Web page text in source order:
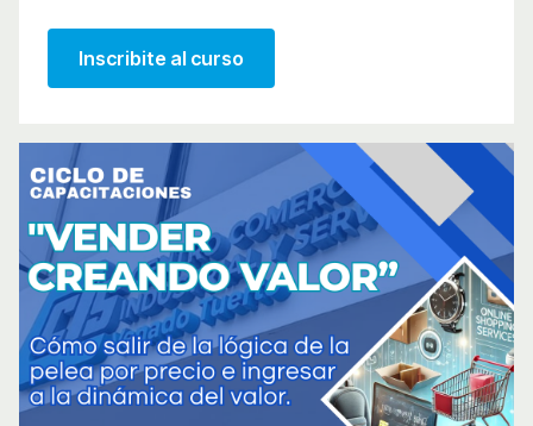
Inscribite al curso